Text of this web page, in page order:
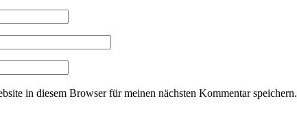
in diesem Browser für meinen nächsten Kommentar speichern.